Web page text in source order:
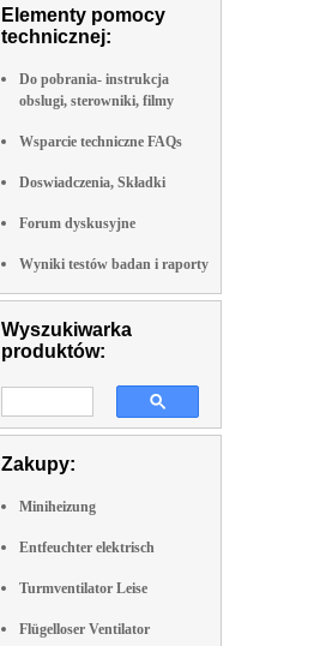
Elementy pomocy
technicznej:
Do pobrania- instrukcja
obslugi, sterowniki, filmy
Wsparcie techniczne FAQs
Doswiadczenia, Składki
Forum dyskusyjne
Wyniki testów badan i raporty
Wyszukiwarka
produktów:
Zakupy:
Miniheizung
Entfeuchter elektrisch
Turmventilator Leise
Flügelloser Ventilator